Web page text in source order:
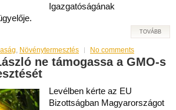
Igazgatóságának
TOVÁBB
Növénytermesztés No comments
ne támogassa a GMO-s
Levélben kérte az EU
Bizottságban Magyarországot